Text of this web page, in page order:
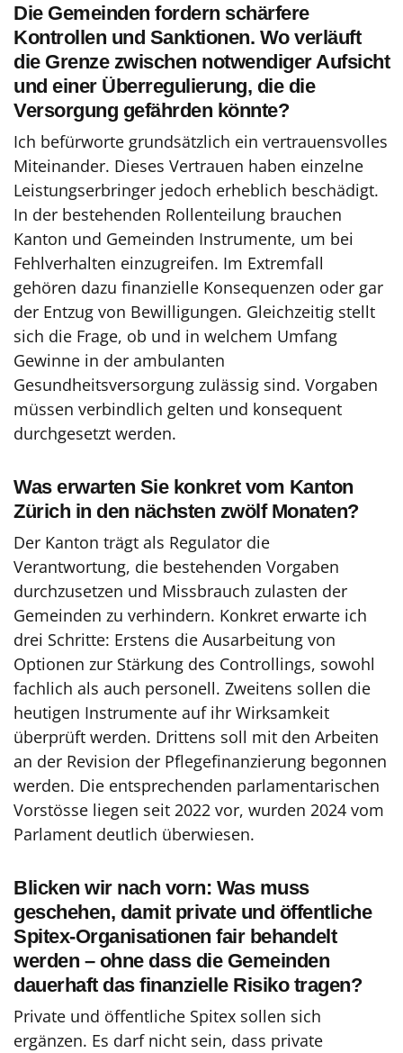
Die Gemeinden fordern schärfere
Kontrollen und Sanktionen. Wo verläuft
die Grenze zwischen notwendiger Aufsicht
und einer Überregulierung, die die
Versorgung gefährden könnte?
Ich befürworte grundsätzlich ein vertrauensvolles
Miteinander. Dieses Vertrauen haben einzelne
Leistungserbringer jedoch erheblich beschädigt.
In der bestehenden Rollenteilung brauchen
Kanton und Gemeinden Instrumente, um bei
Fehlverhalten einzugreifen. Im Extremfall
gehören dazu finanzielle Konsequenzen oder gar
der Entzug von Bewilligungen. Gleichzeitig stellt
sich die Frage, ob und in welchem Umfang
Gewinne in der ambulanten
Gesundheitsversorgung zulässig sind. Vorgaben
müssen verbindlich gelten und konsequent
durchgesetzt werden.
Was erwarten Sie konkret vom Kanton
Zürich in den nächsten zwölf Monaten?
Der Kanton trägt als Regulator die
Verantwortung, die bestehenden Vorgaben
durchzusetzen und Missbrauch zulasten der
Gemeinden zu verhindern. Konkret erwarte ich
drei Schritte: Erstens die Ausarbeitung von
Optionen zur Stärkung des Controllings, sowohl
fachlich als auch personell. Zweitens sollen die
heutigen Instrumente auf ihr Wirksamkeit
überprüft werden. Drittens soll mit den Arbeiten
an der Revision der Pflegefinanzierung begonnen
werden. Die entsprechenden parlamentarischen
Vorstösse liegen seit 2022 vor, wurden 2024 vom
Parlament deutlich überwiesen.
Blicken wir nach vorn: Was muss
geschehen, damit private und öffentliche
Spitex-Organisationen fair behandelt
werden – ohne dass die Gemeinden
dauerhaft das finanzielle Risiko tragen?
Private und öffentliche Spitex sollen sich
ergänzen. Es darf nicht sein, dass private